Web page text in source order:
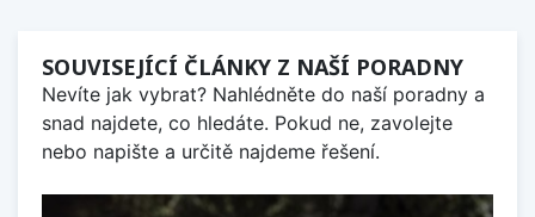
SOUVISEJÍCÍ ČLÁNKY Z NAŠÍ PORADNY
Nevíte jak vybrat? Nahlédněte do naší poradny a
snad najdete, co hledáte. Pokud ne, zavolejte
nebo napište a určitě najdeme řešení.